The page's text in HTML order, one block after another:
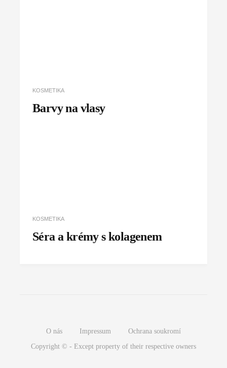
KOSMETIKA
Barvy na vlasy
KOSMETIKA
Séra a krémy s kolagenem
O nás Impressum
Ochrana soukromí
Copyright © - Except property of their respective owners